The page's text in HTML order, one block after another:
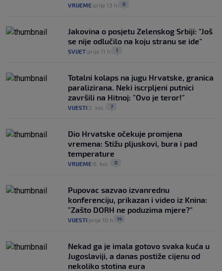
VRIJEME prije 13 h 0
Jakovina o posjetu Zelenskog Srbiji: "Još
se nije odlučilo na koju stranu se ide"
SVIJET prije 11 h 1
Totalni kolaps na jugu Hrvatske, granica
paralizirana. Neki iscrpljeni putnici
završili na Hitnoj: "Ovo je teror!"
VIJESTI 2. kol. 7
Dio Hrvatske očekuje promjena
vremena: Stižu pljuskovi, bura i pad
temperature
VRIJEME 6. kol. 0
Pupovac sazvao izvanrednu
konferenciju, prikazan i video iz Knina:
"Zašto DORH ne poduzima mjere?"
VIJESTI prije 10 h 14
Nekad ga je imala gotovo svaka kuća u
Jugoslaviji, a danas postiže cijenu od
nekoliko stotina eura